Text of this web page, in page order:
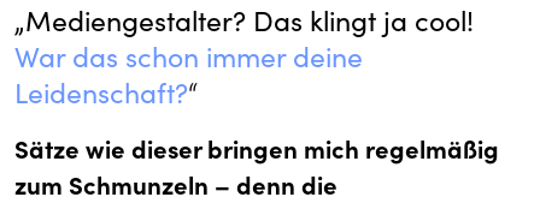
„Mediengestalter? Das klingt ja cool!
War das schon immer deine
Leidenschaft?“
Sätze wie dieser bringen mich regelmäßig
zum Schmunzeln – denn die